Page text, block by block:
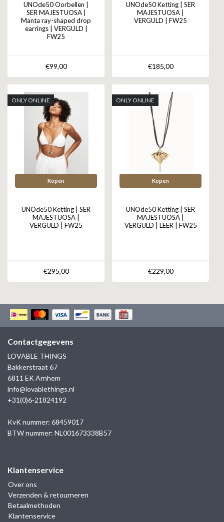
UNOde50 Oorbellen |
SER MAJESTUOSA |
Manta ray-shaped drop
earrings | VERGULD |
FW25
€99,00
UNOde50 Ketting | SER
MAJESTUOSA |
VERGULD | FW25
€185,00
ONLY ONLINE
Kopen
UNOde50 Ketting | SER
MAJESTUOSA |
VERGULD | FW25
€295,00
ONLY ONLINE
Kopen
UNOde50 Ketting | SER
MAJESTUOSA |
VERGULD | LEER | FW25
€229,00
Contactgegevens
LOVABLE THINGS
Bakkerstraat 67
6811 EK Arnhem
info@lovablethings.nl
+31(0)6-21824192
KvK nummer: 68459017
BTW nummer: NL001673338B57
Klantenservice
Over ons
Verzenden & retourneren
Betaalmethoden
Klantenservice